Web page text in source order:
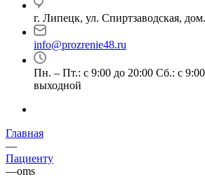
г. Липецк, ул. Спиртзаводская,
info@prozrenie48.ru
Пн. – Пт.: с 9:00 до 20:00 Сб.: с
выходной
Главная
—
Пациенту
—oms